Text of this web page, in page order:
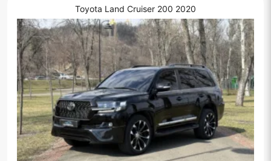
Toyota Land Cruiser 200 2020